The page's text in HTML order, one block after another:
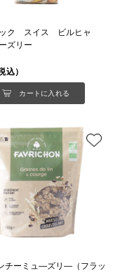
ック スイス ビルヒャ
ズリー
込）
カートに入れる
チーミュ―ズリ―（フラッ